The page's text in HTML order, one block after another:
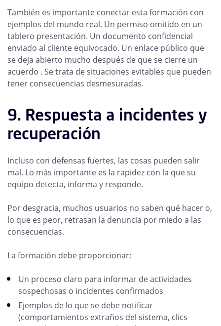
También es importante conectar esta formación con
ejemplos del mundo real. Un permiso omitido en un
tablero presentación. Un documento confidencial
enviado al cliente equivocado. Un enlace público que
se deja abierto mucho después de que se cierre un
acuerdo . Se trata de situaciones evitables que pueden
tener consecuencias desmesuradas.
9. Respuesta a incidentes y
recuperación
Incluso con defensas fuertes, las cosas pueden salir
mal. Lo más importante es la rapidez con la que su
equipo detecta, informa y responde.
Por desgracia, muchos usuarios no saben qué hacer o,
lo que es peor, retrasan la denuncia por miedo a las
consecuencias.
La formación debe proporcionar:
Un proceso claro para informar de actividades
sospechosas o incidentes confirmados
Ejemplos de lo que se debe notificar
(comportamientos extraños del sistema, clics